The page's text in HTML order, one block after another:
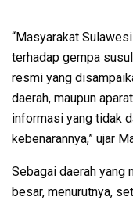
“Masyarakat
terhadap gempa
resmi yang
daerah, maupun
informasi yang tidak
kebenarannya,” ujar
Sebagai daerah yang
besar, menurutnya,